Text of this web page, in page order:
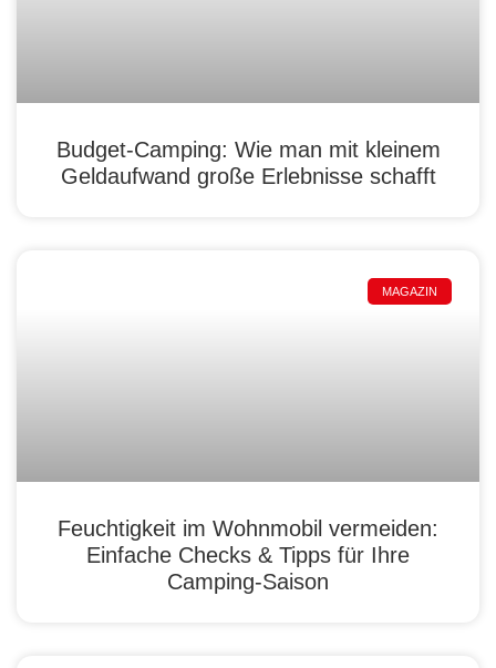
Budget-Camping: Wie man mit kleinem
Geldaufwand große Erlebnisse schafft
MAGAZIN
Feuchtigkeit im Wohnmobil vermeiden:
Einfache Checks & Tipps für Ihre
Camping-Saison